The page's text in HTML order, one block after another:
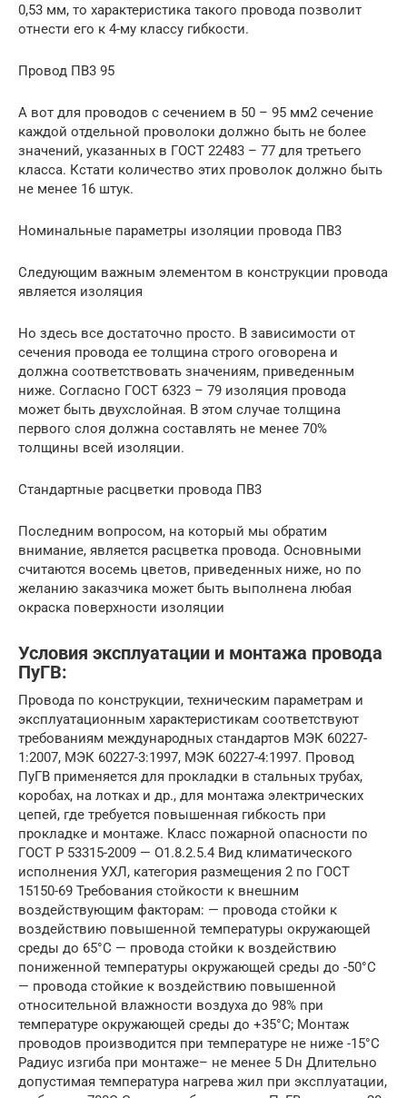
0,53 мм, то характеристика такого провода позволит
отнести его к 4-му классу гибкости.
Провод ПВ3 95
А вот для проводов с сечением в 50 – 95 мм2 сечение
каждой отдельной проволоки должно быть не более
значений, указанных в ГОСТ 22483 – 77 для третьего
класса. Кстати количество этих проволок должно быть
не менее 16 штук.
Номинальные параметры изоляции провода ПВ3
Следующим важным элементом в конструкции провода
является изоляция
Но здесь все достаточно просто. В зависимости от
сечения провода ее толщина строго оговорена и
должна соответствовать значениям, приведенным
ниже. Согласно ГОСТ 6323 – 79 изоляция провода
может быть двухслойная. В этом случае толщина
первого слоя должна составлять не менее 70%
толщины всей изоляции.
Стандартные расцветки провода ПВ3
Последним вопросом, на который мы обратим
внимание, является расцветка провода. Основными
считаются восемь цветов, приведенных ниже, но по
желанию заказчика может быть выполнена любая
окраска поверхности изоляции
Условия эксплуатации и монтажа провода
ПуГВ:
Провода по конструкции, техническим параметрам и
эксплуатационным характеристикам соответствуют
требованиям международных стандартов МЭК 60227-
1:2007, МЭК 60227-3:1997, МЭК 60227-4:1997. Провод
ПуГВ применяется для прокладки в стальных трубах,
коробах, на лотках и др., для монтажа электрических
цепей, где требуется повышенная гибкость при
прокладке и монтаже. Класс пожарной опасности по
ГОСТ Р 53315-2009 — О1.8.2.5.4 Вид климатического
исполнения УХЛ, категория размещения 2 по ГОСТ
15150-69 Требования стойкости к внешним
воздействующим факторам: — провода стойки к
воздействию повышенной температуры окружающей
среды до 65°С — провода стойки к воздействию
пониженной температуры окружающей среды до -50°С
— провода стойкие к воздействию повышенной
относительной влажности воздуха до 98% при
температуре окружающей среды до +35°С; Монтаж
проводов производится при температуре не ниже -15°С
Радиус изгиба при монтаже– не менее 5 Dн Длительно
допустимая температура нагрева жил при эксплуатации,